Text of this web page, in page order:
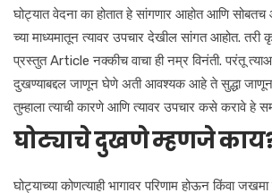
घोट्यात वेदना का होतात हे सांगणार आहोत आणि सोबतच
च्या माध्यमातून त्यावर उपचार देखील सांगत आहोत. तरी
प्रस्तुत Article नक्कीच वाचा ही नम्र विनंती. परंतू
दुखण्याबद्दल जाणून घेणे अती आवश्यक आहे ते सुद्धा जाणून
तुम्हाला त्याची कारणे आणि त्यावर उपचार कसे करावे हे
घोट्याचे दुखणे म्हणजे
घोट्याच्या कोणत्याही भागावर परिणाम होऊन किंवा